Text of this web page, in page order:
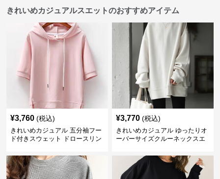
きれいめカジュアルスエットのおすすめアイテム
¥3,760 (税込)
きれいめカジュアル 五分袖フー
ド付きスウェット ドロースリン
¥3,770 (税込)
きれいめカジュアル ゆったりオ
ーバーサイズクルーネックスエ